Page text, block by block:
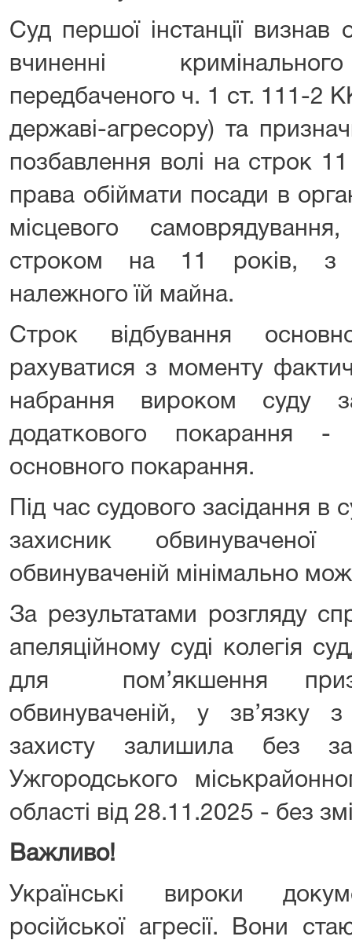
Суд першої інстанції
вчиненні
передбаченого ч. 1 ст. 111-2
державі-агресору) та
позбавлення волі на строк
права обіймати посади в
місцевого
строком на 11 років, з
належного їй майна.
Строк відбування
рахуватися з моменту
набрання вироком суду
додаткового покарання
основного покарання.
Під час судового засідання в
захисник
обвинуваченій мінімально
За результатами розгляду
апеляційному суді колегія
для пом’якшення
обвинуваченій, у зв’язку
захисту залишила без
Ужгородського
області від 28.11.2025 - без
Важливо!
Українські вироки
російської агресії. Вони